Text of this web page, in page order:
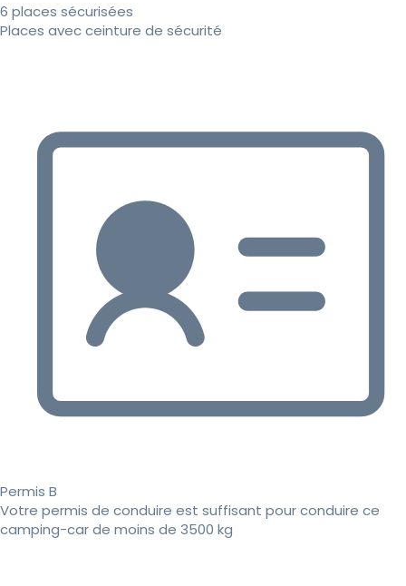
6 places sécurisées
Places avec ceinture de sécurité
Permis B
Votre permis de conduire est suffisant pour conduire ce
camping-car de moins de 3500 kg